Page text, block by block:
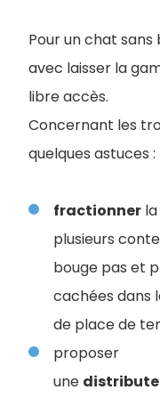
Pour un chat
avec laisser la
libre accès.
Concernant les
quelques astuces :
fractionner
plusieurs
bouge pas et
cachées dans
de place de
proposer
une